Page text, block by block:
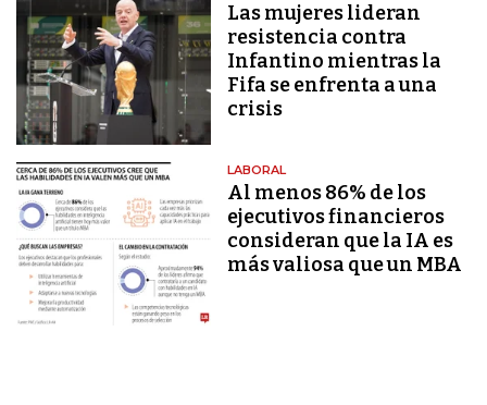
Las mujeres lideran
resistencia contra
Infantino mientras la
Fifa se enfrenta a una
crisis
LABORAL
Al menos 86% de los
ejecutivos financieros
consideran que la IA es
más valiosa que un MBA